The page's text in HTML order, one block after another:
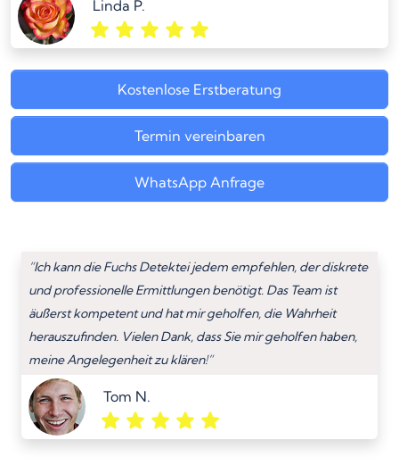
Linda P.
Kostenlose Erstberatung
Termin vereinbaren
WhatsApp Anfrage
“Ich kann die Fuchs Detektei jedem empfehlen, der diskrete
und professionelle Ermittlungen benötigt. Das Team ist
äußerst kompetent und hat mir geholfen, die Wahrheit
herauszufinden. Vielen Dank, dass Sie mir geholfen haben,
meine Angelegenheit zu klären!”
Tom N.